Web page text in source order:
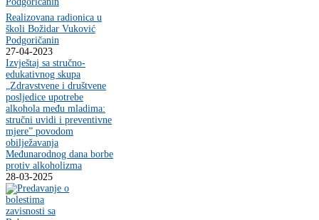
Realizovana radionica u
školi Božidar Vuković
Podgoričanin
27-04-2023
Izvještaj sa stručno-
edukativnog skupa
„Zdravstvene i društvene
posljedice upotrebe
alkohola među mladima:
stručni uvidi i preventivne
mjere” povodom
obilježavanja
Međunarodnog dana borbe
protiv alkoholizma
28-03-2025